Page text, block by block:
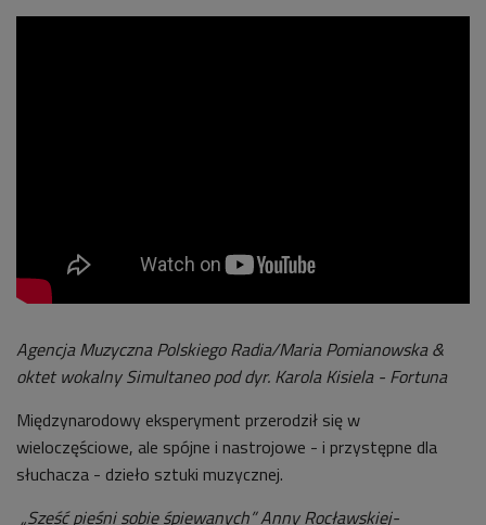
Agencja Muzyczna Polskiego Radia/Maria Pomianowska &
oktet wokalny Simultaneo pod dyr. Karola Kisiela - Fortuna
Międzynarodowy eksperyment przerodził się w
wieloczęściowe, ale spójne i nastrojowe - i przystępne dla
słuchacza - dzieło sztuki muzycznej.
„Sześć pieśni sobie śpiewanych” Anny Rocławskiej-